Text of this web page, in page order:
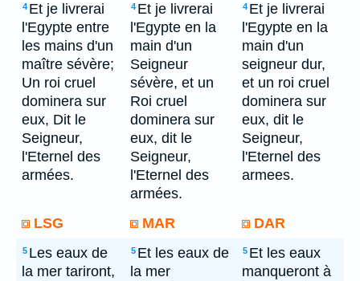
4 Et je livrerai
l'Egypte entre
les mains d'un
maître sévère;
Un roi cruel
dominera sur
eux, Dit le
Seigneur,
l'Eternel des
armées.
4 Et je livrerai
l'Egypte en la
main d'un
Seigneur
sévère, et un
Roi cruel
dominera sur
eux, dit le
Seigneur,
l'Eternel des
armées.
4 Et je livrerai
l'Egypte en la
main d'un
seigneur dur,
et un roi cruel
dominera sur
eux, dit le
Seigneur,
l'Eternel des
armees.
LSG MAR DAR
5 Les eaux de
la mer tariront,
5 Et les eaux de
la mer
5 Et les eaux
manqueront à